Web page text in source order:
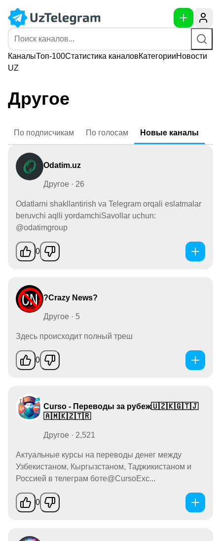
КаналыТоп-100Статистика каналовКатегорииНовости
UZ
Другое
По подписчикам По голосам Новые каналы
Odatim.uz
Другое · 26
Odatlarni shakllantirish va Telegram orqali eslatmalar
beruvchi aqlli yordamchiSavollar uchun:
@odatimgroup
0
?Crazy News?
Другое · 5
Здесь происходит полный треш
0
Curso - Переводы за рубеж🇺🇿🇰🇬🇹🇯
🇦🇲🇰🇿🇹🇷
Другое · 2,521
Актуальные курсы на переводы денег между
Узбекистаном, Кыргызстаном, Таджикистаном и
Россией в телеграм боте@CursoExc...
0